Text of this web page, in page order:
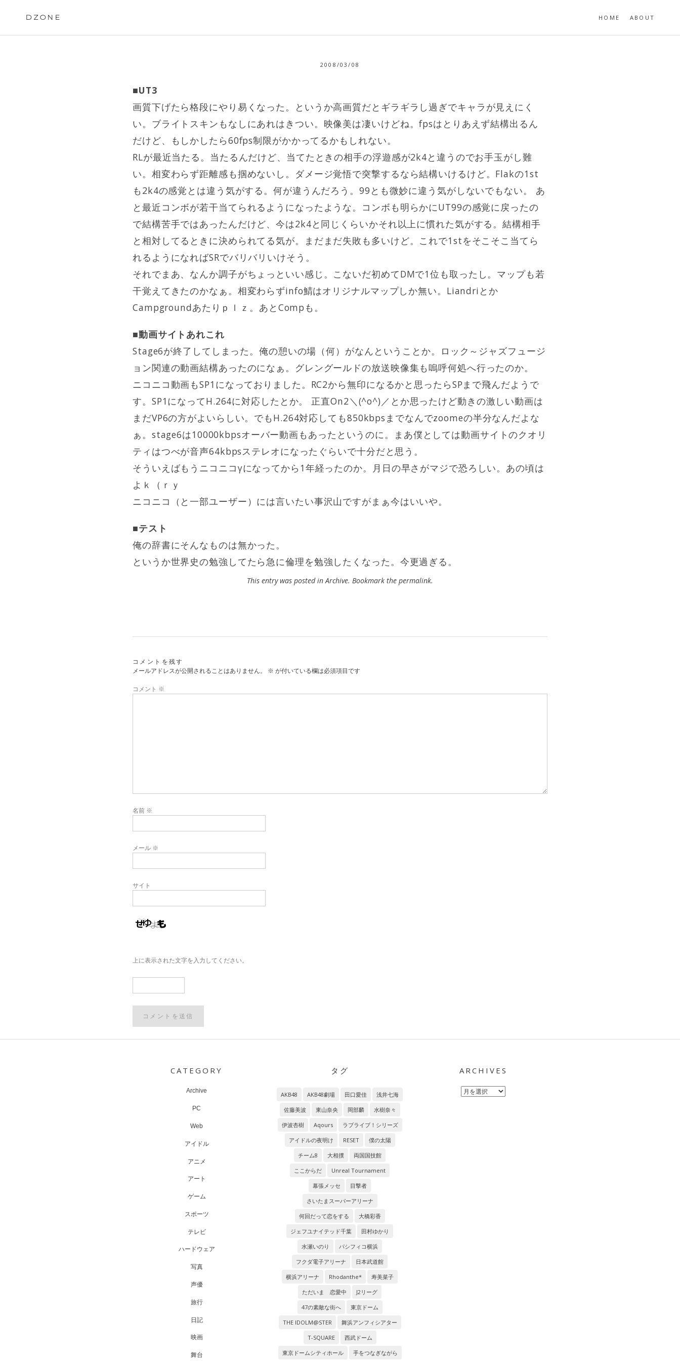
DZONE HOME ABOUT
2008/03/08
■UT3
画質下げたら格段にやり易くなった。というか高画質だとギラギラし過ぎでキャラが見えにく
い。ブライトスキンもなしにあれはきつい。映像美は凄いけどね。fpsはとりあえず結構出るん
だけど、もしかしたら60fps制限がかかってるかもしれない。
RLが最近当たる。当たるんだけど、当てたときの相手の浮遊感が2k4と違うのでお手玉がし難
い。相変わらず距離感も掴めないし。ダメージ覚悟で突撃するなら結構いけるけど。Flakの1st
も2k4の感覚とは違う気がする。何が違うんだろう。99とも微妙に違う気がしないでもない。 あ
と最近コンボが若干当てられるようになったような。コンボも明らかにUT99の感覚に戻ったの
で結構苦手ではあったんだけど、今は2k4と同じくらいかそれ以上に慣れた気がする。結構相手
と相対してるときに決められてる気が。まだまだ失敗も多いけど。これで1stをそこそこ当てら
れるようになればSRでバリバリいけそう。
それでまあ、なんか調子がちょっといい感じ。こないだ初めてDMで1位も取ったし。マップも若
干覚えてきたのかなぁ。相変わらずinfo鯖はオリジナルマップしか無い。Liandriとか
Campgroundあたりｐｌｚ。あとCompも。
■動画サイトあれこれ
Stage6が終了してしまった。俺の憩いの場（何）がなんということか。ロック～ジャズフュージ
ョン関連の動画結構あったのになぁ。グレングールドの放送映像集も嗚呼何処へ行ったのか。
ニコニコ動画もSP1になっておりました。RC2から無印になるかと思ったらSPまで飛んだようで
す。SP1になってH.264に対応したとか。 正直On2＼(^o^)／とか思ったけど動きの激しい動画は
まだVP6の方がよいらしい。でもH.264対応しても850kbpsまでなんでzoomeの半分なんだよな
ぁ。stage6は10000kbpsオーバー動画もあったというのに。まあ僕としては動画サイトのクオリ
ティはつべが音声64kbpsステレオになったぐらいで十分だと思う。
そういえばもうニコニコγになってから1年経ったのか。月日の早さがマジで恐ろしい。あの頃は
よｋ（ｒｙ
ニコニコ（と一部ユーザー）には言いたい事沢山ですがまぁ今はいいや。
■テスト
俺の辞書にそんなものは無かった。
というか世界史の勉強してたら急に倫理を勉強したくなった。今更過ぎる。
This entry was posted inArchive. Bookmark the permalink.
コメントを残す
メールアドレスが公開されることはありません。
※ が付いている欄は必須項目です
コメント ※
名前 ※
メール ※
サイト
上に表示された文字を入力してください。
CATEGORY
Archive
PC
Web
アイドル
アニメ
アート
ゲーム
スポーツ
テレビ
ハードウェア
写真
声優
旅行
日記
映画
舞台
タグ
AKB48 AKB48劇場 田口愛佳
浅井七海
佐藤美波
東山奈央 岡部麟
水樹奈々
伊波杏樹
Aqours
ラブライブ！シリーズ
アイドルの夜明け
RESET
僕の太陽
チーム8
大相撲
両国国技館
ここからだ
Unreal Tournament
幕張メッセ
目撃者
さいたまスーパーアリーナ
何回だって恋をする
大橋彩香
ジェフユナイテッド千葉
田村ゆかり
水瀬いのり
パシフィコ横浜
フクダ電子アリーナ
日本武道館
横浜アリーナ
Rhodanthe*
寿美菜子
ただいま 恋愛中
J2リーグ
47の素敵な街へ
東京ドーム
THE IDOLM@STER
舞浜アンフィシアター
T-SQUARE
西武ドーム
東京ドームシティホール
手をつなぎながら
ARCHIVES
Archives